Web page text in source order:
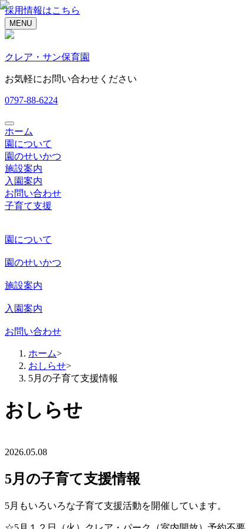
採用情報はこちら
MENU
クレア・サン保育園
お気軽にお問い合わせください
0797-88-6224
ホーム
園について
園のせいかつ
施設案内
入園案内
お問い合わせ
子育て支援
園について
園のせいかつ
施設案内
入園案内
お問い合わせ
ホーム>
おしらせ>
5月の子育て支援情報
おしらせ
2026.05.08
5月の子育て支援情報
5月もいろいろな子育て支援活動を開催しています。